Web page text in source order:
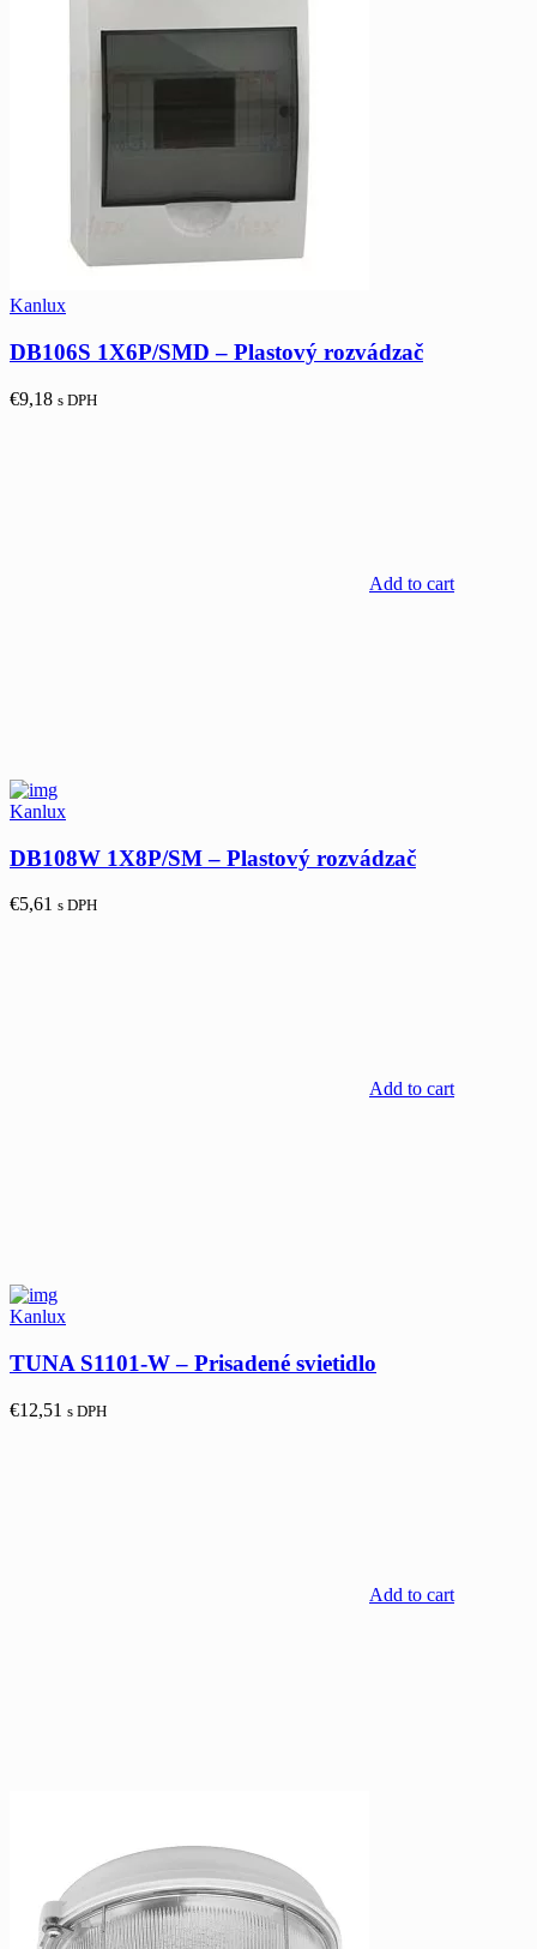
Kanlux
DB106S 1X6P/SMD – Plastový rozvádzač
€9,18 s DPH
Add to cart
Kanlux
DB108W 1X8P/SM – Plastový rozvádzač
€5,61 s DPH
Add to cart
Kanlux
TUNA S1101-W – Prisadené svietidlo
€12,51 s DPH
Add to cart